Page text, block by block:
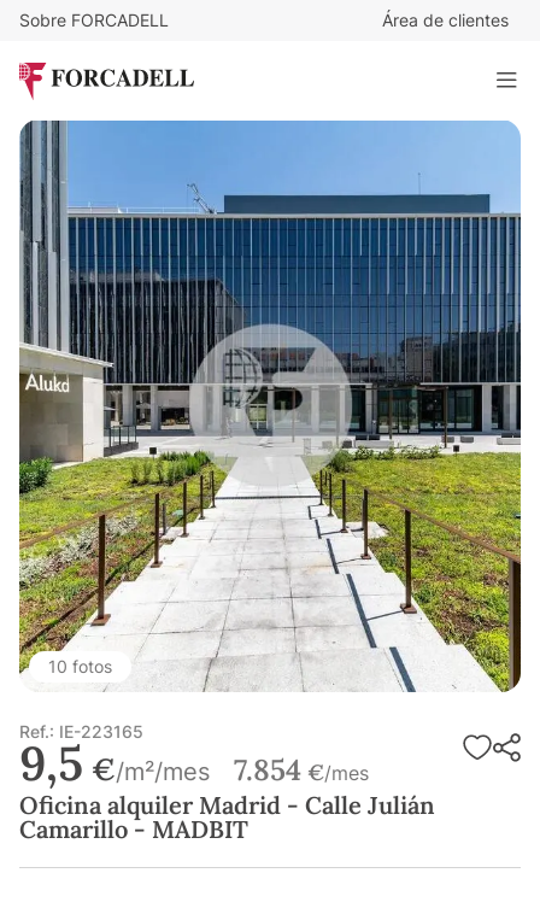
Sobre FORCADELL Área de clientes
Oficina alquiler Madrid - Calle Julián Camarillo - MADBIT
826 m²
10 fotos
Ref.: IE-223165
9,5 €/m²/mes 7.854 €/mes
Oficina alquiler Madrid - Calle Julián
Camarillo - MADBIT